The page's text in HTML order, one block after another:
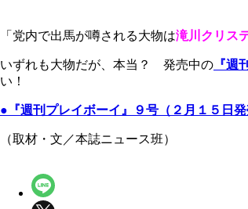
「党内で出馬が噂される大物は滝川クリス
いずれも大物だが、本当？ 発売中の 『週
い！
●『週刊プレイボーイ』９号（２月１５日
（取材・文／本誌ニュース班）